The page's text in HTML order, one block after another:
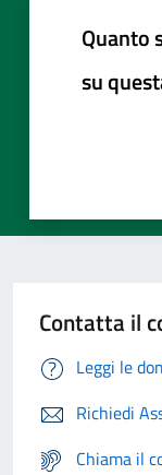
Quanto
su
Contatta il
Leggi le
Richiedi
Chiama il